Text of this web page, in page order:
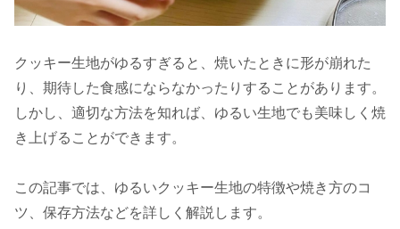
クッキー生地がゆるすぎると、焼いたときに形が崩れた
り、期待した食感にならなかったりすることがあります。
しかし、適切な方法を知れば、ゆるい生地でも美味しく焼
き上げることができます。
この記事では、ゆるいクッキー生地の特徴や焼き方のコ
ツ、保存方法などを詳しく解説します。